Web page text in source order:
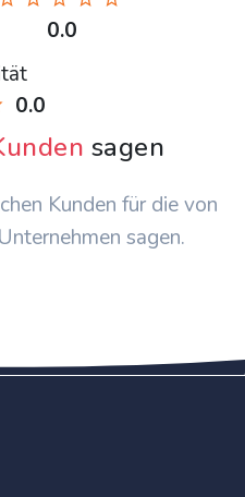
0.0
0.0
sagen
Kunden für die von
sagen.